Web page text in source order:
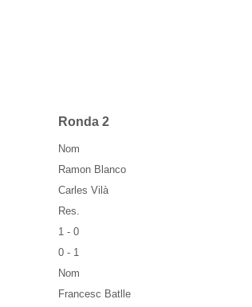
Ronda 2
Nom
Ramon Blanco
Carles Vilà
Res.
1 - 0
0 - 1
Nom
Francesc Batlle